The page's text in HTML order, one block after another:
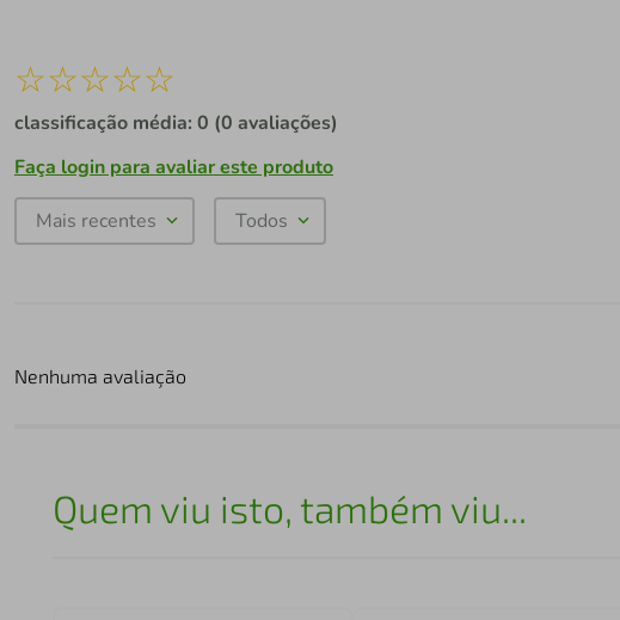
☆☆☆☆☆
classificação média: 0 (0 avaliações)
Faça login para avaliar este produto
Mais recentes Todos
Nenhuma avaliação
Quem viu isto, também viu...